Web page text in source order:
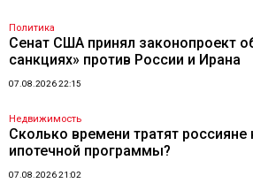
Политика
Сенат США принял законопроект
санкциях» против России и Ирана
07.08.2026 22:15
Недвижимость
Сколько времени тратят россияне
ипотечной программы?
07.08.2026 21:02